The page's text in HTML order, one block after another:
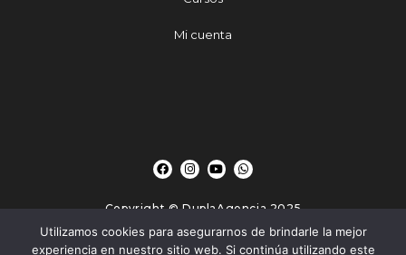
Mi cuenta
Copyright © DuplaAgencia 2025
Utilizamos cookies para asegurarnos de brindarle la mejor
experiencia en nuestro sitio web. Si continúa utilizando este